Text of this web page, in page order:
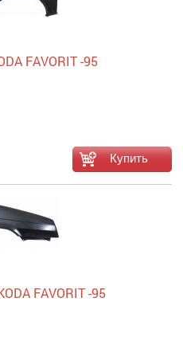
FAVORIT -95
FAVORIT -95